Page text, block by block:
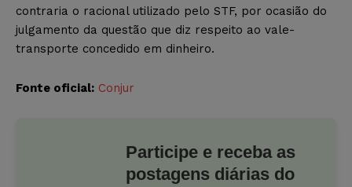
contraria o racional utilizado pelo STF, por ocasião do
julgamento da questão que diz respeito ao vale-
transporte concedido em dinheiro.
Fonte oficial: Conjur
Participe e receba as
postagens diárias do